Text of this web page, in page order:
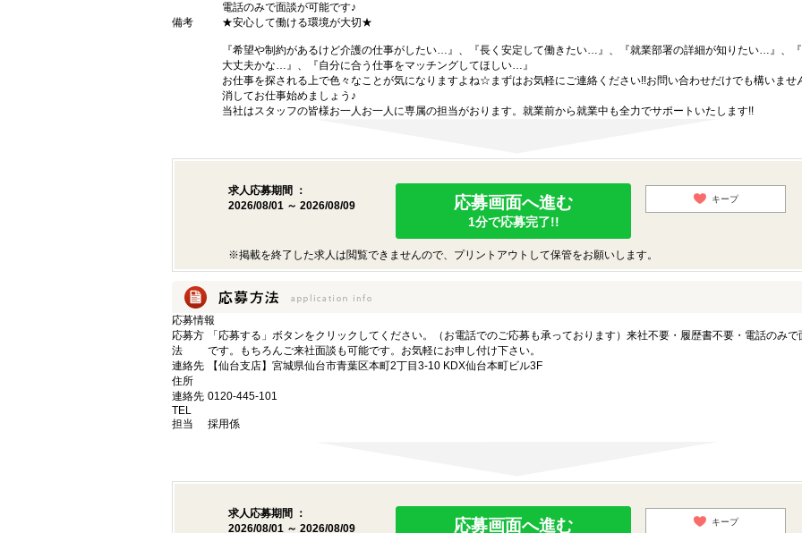
電話のみで面談が可能です♪
備考
★安心して働ける環境が大切★
『希望や制約があるけど介護の仕事がしたい…』、『長く安定して働きたい…』、『就業部署の詳細が知りたい…』、
大丈夫かな…』、『自分に合う仕事をマッチングしてほしい…』
お仕事を探される上で色々なことが気になりますよね☆まずはお気軽にご連絡ください!!お問い合わせだけでも構いませ
消してお仕事始めましょう♪
当社はスタッフの皆様お一人お一人に専属の担当がおります。就業前から就業中も全力でサポートいたします!!
求人応募期間 ：
2026/08/01 ～ 2026/08/09
応募画面へ進む
1分で応募完了!!
キープ
※掲載を終了した求人は閲覧できませんので、プリントアウトして保管をお願いします。
応募情報
応募方
法
「応募する」ボタンをクリックしてください。（お電話でのご応募も承っております）来社不要・履歴書不要・電話のみで
です。もちろんご来社面談も可能です。お気軽にお申し付け下さい。
連絡先
住所
【仙台支店】宮城県仙台市青葉区本町2丁目3-10 KDX仙台本町ビル3F
連絡先
TEL
0120-445-101
担当 採用係
求人応募期間 ：
2026/08/01 ～ 2026/08/09
応募画面へ進む キープ